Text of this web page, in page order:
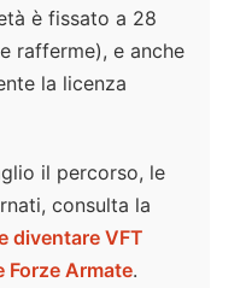
è fissato a 28
rafferme), e anche
la licenza
il percorso, le
consulta la
diventare VFT
Forze Armate.